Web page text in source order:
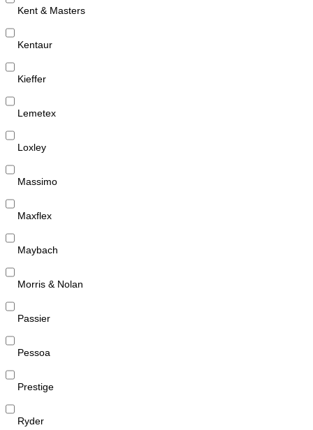
Kent & Masters
Kentaur
Kieffer
Lemetex
Loxley
Massimo
Maxflex
Maybach
Morris & Nolan
Passier
Pessoa
Prestige
Ryder